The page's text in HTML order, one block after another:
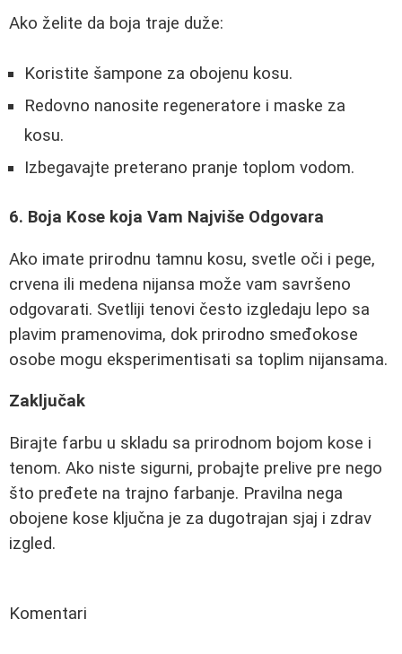
Ako želite da boja traje duže:
Koristite šampone za obojenu kosu.
Redovno nanosite regeneratore i maske za
kosu.
Izbegavajte preterano pranje toplom vodom.
6. Boja Kose koja Vam Najviše Odgovara
Ako imate prirodnu tamnu kosu, svetle oči i pege,
crvena ili medena nijansa može vam savršeno
odgovarati. Svetliji tenovi često izgledaju lepo sa
plavim pramenovima, dok prirodno smeđokose
osobe mogu eksperimentisati sa toplim nijansama.
Zaključak
Birajte farbu u skladu sa prirodnom bojom kose i
tenom. Ako niste sigurni, probajte prelive pre nego
što pređete na trajno farbanje. Pravilna nega
obojene kose ključna je za dugotrajan sjaj i zdrav
izgled.
Komentari